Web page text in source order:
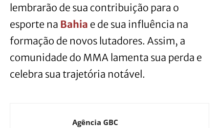
lembrarão de sua contribuição para o
esporte na Bahia e de sua influência na
formação de novos lutadores. Assim, a
comunidade do MMA lamenta sua perda e
celebra sua trajetória notável.
Agência GBC